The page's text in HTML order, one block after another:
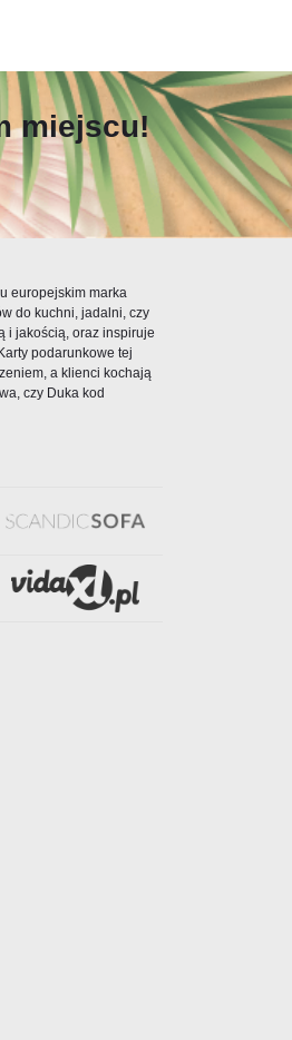
miejscu!
europejskim marka
do kuchni, jadalni, czy
i jakością, oraz inspiruje
podarunkowe tej
a klienci kochają
czy Duka kod